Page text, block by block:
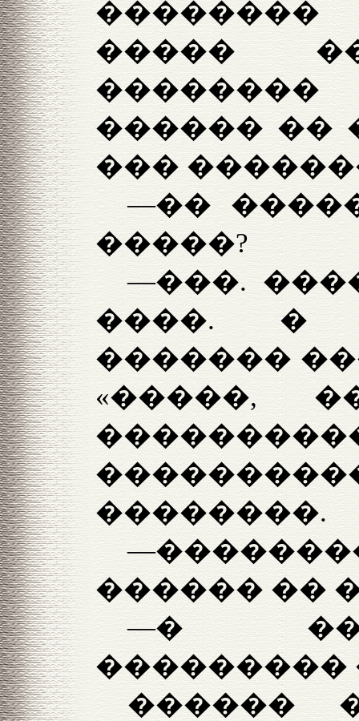
��������
�����
������ ��
���
—��
�����?
—���.
����. �
�������
«�����,
��������.
������ ��
—�
���������
������